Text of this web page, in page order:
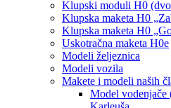
Klupski moduli H0
Klupska maketa H0
Klupska maketa H0
Uskotračna maketa H0e
Modeli željeznica
Modeli vozila
Makete i modeli naših
Model vodenjače